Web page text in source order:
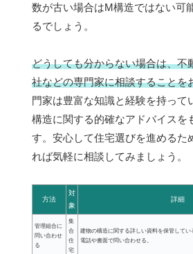
数が古い場合はM構造ではない可
るでしょう。
どうしても分からない場合は、不
社などの専門家に相談することを
門家は豊富な知識と経験を持って
構造に関する的確なアドバイスを
す。安心して住宅選びを進めるた
れば気軽に相談してみましょう。
方法
対
象
詳細
管理組合に
問い合わせ
る
集
合
住
宅
建物の構造に関する詳しい資料を保管してい
電話や書面で問い合わせる。